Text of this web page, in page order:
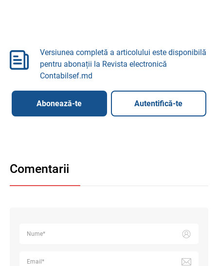
Versiunea completă a articolului este disponibilă
pentru abonații la Revista electronică
Contabilsef.md
Abonează-te Autentifică-te
Comentarii